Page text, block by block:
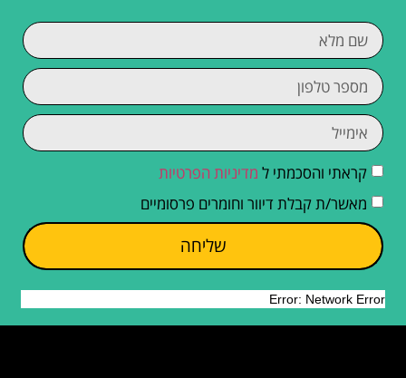
קראתי והסכמתי ל מדיניות הפרטיות
מאשר/ת קבלת דיוור וחומרים פרסומיים
שליחה